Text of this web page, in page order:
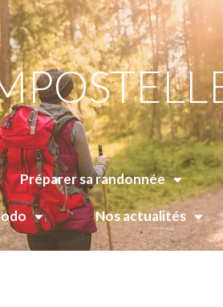
Préparer sa randonnée
Nos actualités